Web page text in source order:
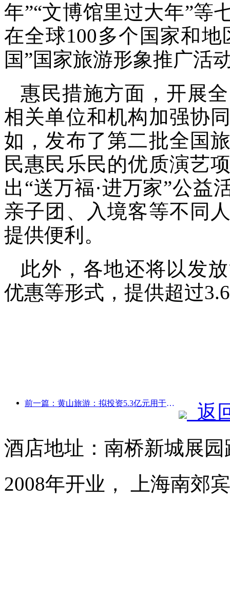
年”“文博馆里过大年”等
在全球100多个国家和
国”国家旅游形象推广活
惠民措施方面，开展
相关单位和机构加强协
如，发布了第二批全国
民惠民乐民的优质演艺
出“送万福·进万家”公益
亲子团、入境客等不同
提供便利。
此外，各地还将以发
优惠等形式，提供超过
前一篇：黄山旅游：拟投资5.3亿元用于酒店改造
返
酒店地址：南桥新城展
2008年开业， 上海南